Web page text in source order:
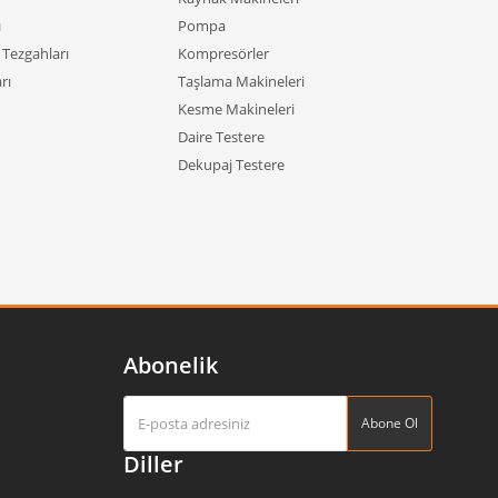
kullanılabilir; odanın daha düzenli görünmesini
ahşap seperatör kullanmak hem estetik hem pratiktir.
bölümlendirmeye yardımcı olur.
avantajlıdır.
fonksiyonel çözümler sunar:
veya komşu alanlarla sınır belirlemek için
Pompa
Kompresörler
Taşlama Makineleri
Kesme Makineleri
Daire Testere
Dekupaj Testere
Abonelik
Abone Ol
Diller